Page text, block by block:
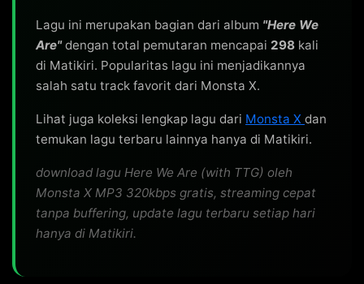
Lagu ini merupakan bagian dari album "Here We
Are"dengan total pemutaran mencapai 298 kali
di Matikiri. Popularitas lagu ini menjadikannya
salah satu track favorit dari Monsta X.
Lihat juga koleksi lengkap lagu dari Monsta X dan
temukan lagu terbaru lainnya hanya di Matikiri.
download lagu Here We Are (with TTG) oleh
Monsta X MP3 320kbps gratis, streaming cepat
tanpa buffering, update lagu terbaru setiap hari
hanya di Matikiri.